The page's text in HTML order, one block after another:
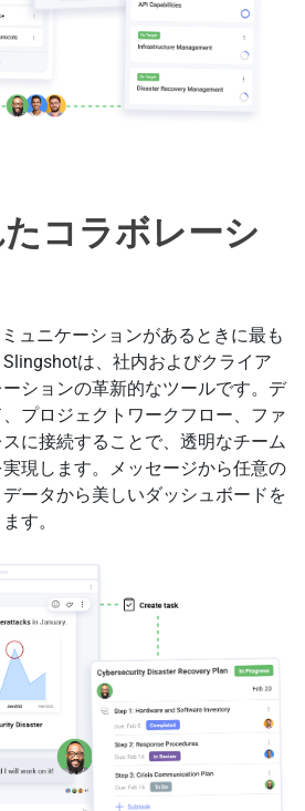
コラボレーシ
ュニケーションがあるときに最も
は、社内およびクライア
ションの革新的なツールです。デ
プロジェクトワークフロー、ファ
に接続することで、透明なチーム
現します。メッセージから任意の
ータから美しいダッシュボードを
す。